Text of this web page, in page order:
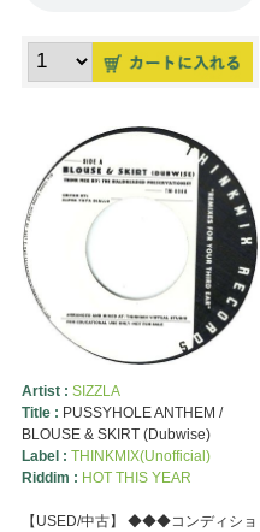
Artist : SIZZLA
Title : PUSSYHOLE ANTHEM /
BLOUSE & SKIRT (Dubwise)
Label : THINKMIX(Unofficial)
Riddim : HOT THIS YEAR
【USED/中古】 ◆◆◆コンディショ